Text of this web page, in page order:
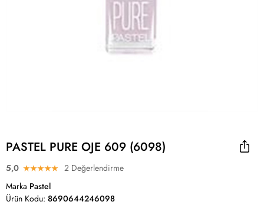
PASTEL PURE OJE 609 (6098)
5,0
2 Değerlendirme
Marka Pastel
Ürün Kodu: 8690644246098